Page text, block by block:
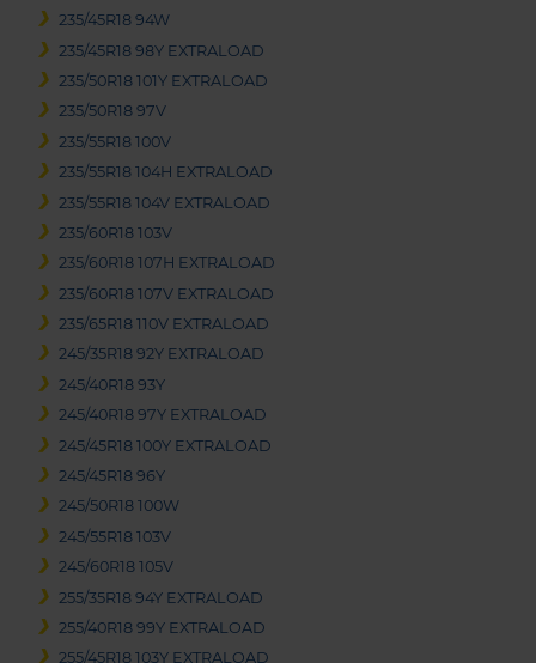
235/45R18 94W
235/45R18 98Y EXTRALOAD
235/50R18 101Y EXTRALOAD
235/50R18 97V
235/55R18 100V
235/55R18 104H EXTRALOAD
235/55R18 104V EXTRALOAD
235/60R18 103V
235/60R18 107H EXTRALOAD
235/60R18 107V EXTRALOAD
235/65R18 110V EXTRALOAD
245/35R18 92Y EXTRALOAD
245/40R18 93Y
245/40R18 97Y EXTRALOAD
245/45R18 100Y EXTRALOAD
245/45R18 96Y
245/50R18 100W
245/55R18 103V
245/60R18 105V
255/35R18 94Y EXTRALOAD
255/40R18 99Y EXTRALOAD
255/45R18 103Y EXTRALOAD